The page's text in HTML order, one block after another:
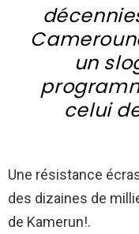
un
celui
Une résistance
des dizaines de
de Kamerun!.